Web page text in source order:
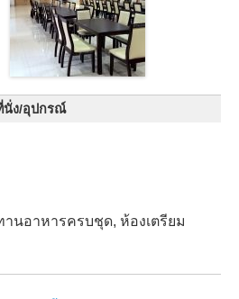
นั่ง/อุปกรณ์
นอาหารครบชุด, ห้องเตรียม